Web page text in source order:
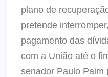
plano de
pretende
pagamento das
com a União até o
senador Paulo Paim